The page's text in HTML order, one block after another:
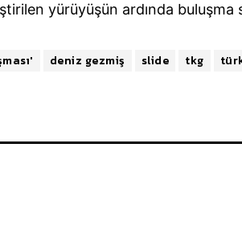
yürüyüşün ardında buluşma
deniz gezmiş slide tkg